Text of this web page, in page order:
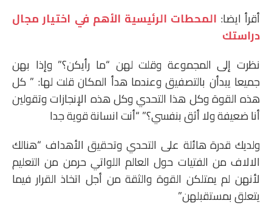
أقرأ ايضا: المحطات الرئيسية الأهم في اختيار مجال
دراستك
نظرت إلى المجموعة وقلت لهن “ما رأيكن؟” وإذا بهن
جميعا يبدأن بالتصفيق وعندما هدأ المكان قلت لها: ” كل
هذه القوة وكل هذا التحدي وكل هذه الإنجازات وتقولين
أنا ضعيفة ولا أثق بنفسي؟” “أنت انسانة قوية جدا
ولديك قدرة هائلة على التحدي وتحقيق الأهداف “هنالك
الالاف من الفتيات حول العالم اللواتي حرمن من التعليم
لأنهن لم يمتلكن القوة والثقة من أجل اتخاذ القرار فيما
يتعلق بمستقبلهن”